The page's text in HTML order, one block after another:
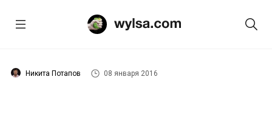
Никита Потапов 08 января 2016